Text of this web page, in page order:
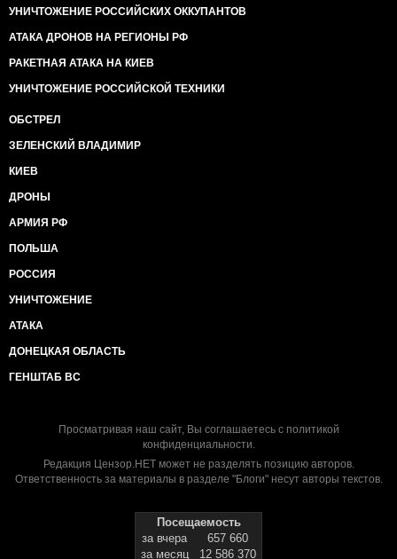
УНИЧТОЖЕНИЕ РОССИЙСКИХ ОККУПАНТОВ
АТАКА ДРОНОВ НА РЕГИОНЫ РФ
РАКЕТНАЯ АТАКА НА КИЕВ
УНИЧТОЖЕНИЕ РОССИЙСКОЙ ТЕХНИКИ
ОБСТРЕЛ
ЗЕЛЕНСКИЙ ВЛАДИМИР
КИЕВ
ДРОНЫ
АРМИЯ РФ
ПОЛЬША
РОССИЯ
УНИЧТОЖЕНИЕ
АТАКА
ДОНЕЦКАЯ ОБЛАСТЬ
ГЕНШТАБ ВС
Просматривая наш сайт, Вы соглашаетесь с политикой
конфиденциальности.
Редакция Цензор.НЕТ может не разделять позицию авторов.
Ответственность за материалы в разделе "Блоги" несут авторы текстов.
Посещаемость
за вчера
657 660
за месяц
12 586 370